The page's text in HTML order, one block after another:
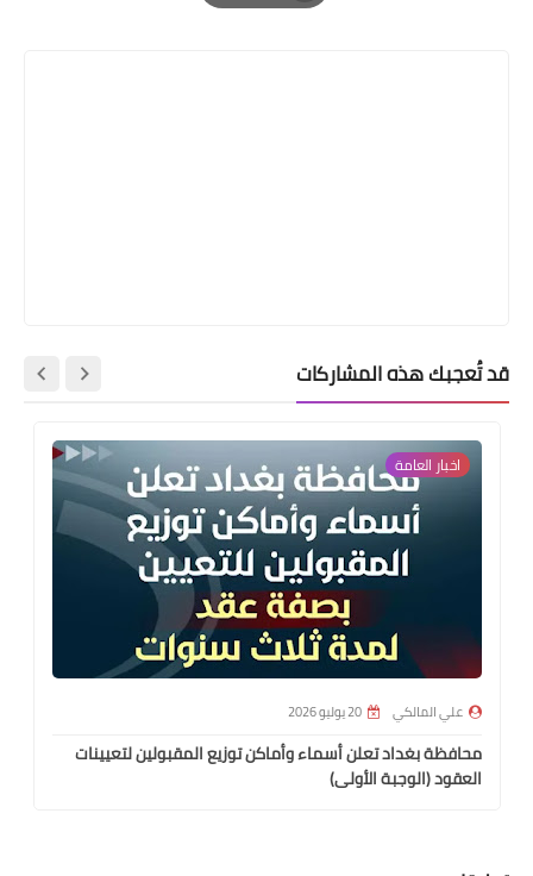
Print
قد تُعجبك هذه المشاركات
اخبار العامة
علي المالكي 20 يوليو 2026
محافظة بغداد تعلن أسماء وأماكن توزيع المقبولين لتعيينات
العقود (الوجبة الأولى)